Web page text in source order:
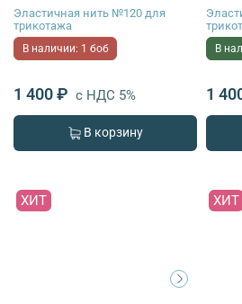
Эластичная нить №120 для
трикотажа
В наличии: 1 боб
1 400 ₽ с НДС 5%
В корзину
В
1
ХИТ ХИТ